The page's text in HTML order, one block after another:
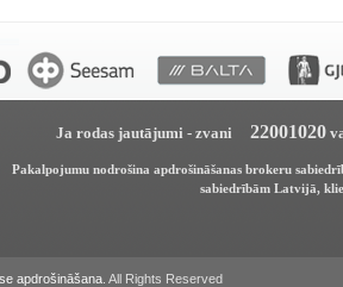
Ja rodas jautājumi - zvani 22001020
Pakalpojumu nodrošina apdrošināšanas brokeru
sabiedrībām Latvijā,
apdrošināšana . All Rights Reserved